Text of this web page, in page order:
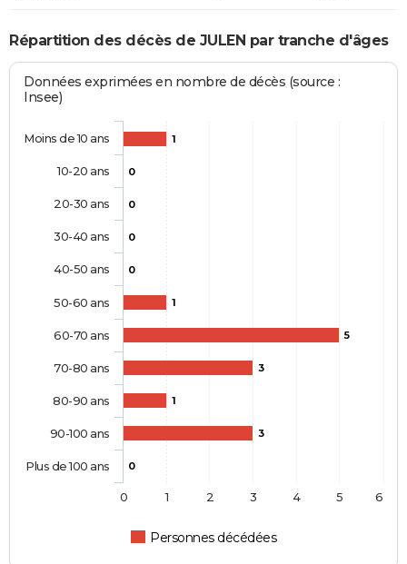
Répartition des décès de JULEN par tranche d'âges
Données exprimées en nombre de décès (source :
Insee)
1
0
0
0
0
1
5
3
1
3
0
Personnes décédées
Moins de 10 ans
10-20 ans
20-30 ans
30-40 ans
40-50 ans
50-60 ans
60-70 ans
70-80 ans
80-90 ans
90-100 ans
Plus de 100 ans
0 1 2 3 4 5 6